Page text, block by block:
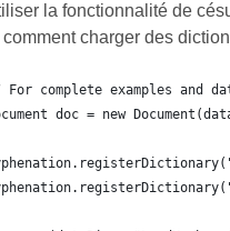
la fonctionnalité de
comment charger des
complete examples and
doc = new